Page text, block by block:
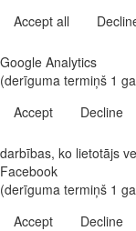
Accept all
Google Analytics
(derīguma termiņš 1
Accept
Decline
darbības, ko lietotājs
Facebook
(derīguma termiņš 1
Accept
Decline